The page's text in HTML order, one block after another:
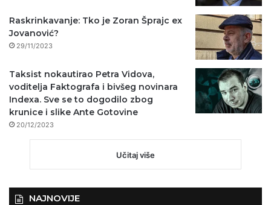
Raskrinkavanje: Tko je Zoran Šprajc ex
Jovanović?
29/11/2023
Taksist nokautirao Petra Vidova,
voditelja Faktografa i bivšeg novinara
Indexa. Sve se to dogodilo zbog
krunice i slike Ante Gotovine
20/12/2023
Učitaj više
NAJNOVIJE